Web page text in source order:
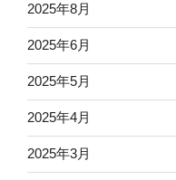
2025年8月
2025年6月
2025年5月
2025年4月
2025年3月